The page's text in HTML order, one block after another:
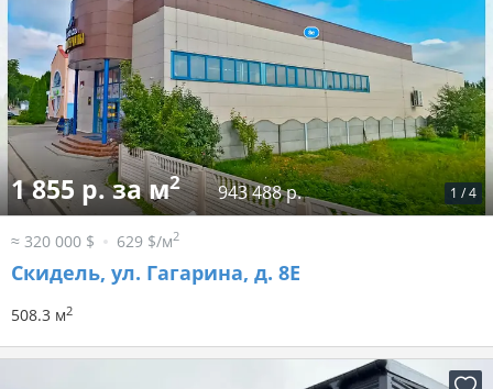
1 /4
1 855 р. за м2 943 488 р.
≈ 320 000 $ 629 $/м2
Скидель, ул. Гагарина, д. 8Е
508.3 м2